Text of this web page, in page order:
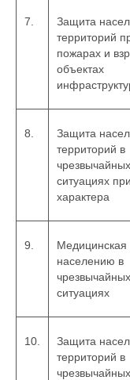
7.
Защита
территорий
пожарах и
объектах
8.
Защита
территорий в
чрезвычайных
ситуациях
характера
9.
населению в
чрезвычайных
ситуациях
10.
Защита
территорий в
чрезвычайных